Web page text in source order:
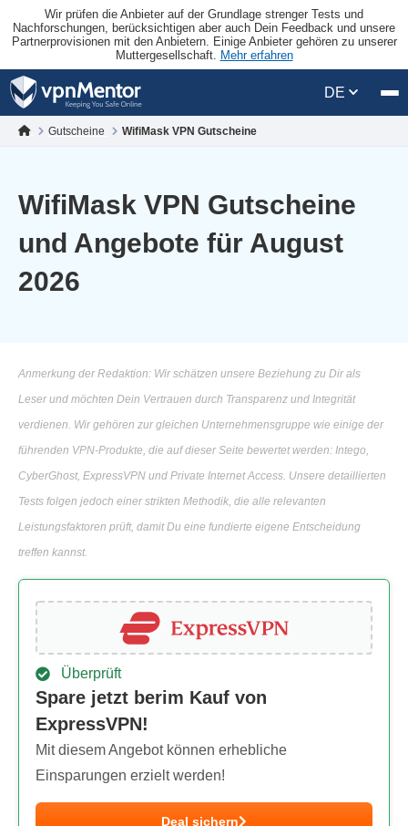
Wir prüfen die Anbieter auf der Grundlage strenger Tests und
Nachforschungen, berücksichtigen aber auch Dein Feedback und unsere
Partnerprovisionen mit den Anbietern. Einige Anbieter gehören zu unserer
Muttergesellschaft. Mehr erfahren
DE
Gutscheine WifiMask VPN Gutscheine
WifiMask VPN Gutscheine
und Angebote für August
2026
Anmerkung der Redaktion: Wir schätzen unsere Beziehung zu Dir als
Leser und möchten Dein Vertrauen durch Transparenz und Integrität
verdienen. Wir gehören zur gleichen Unternehmensgruppe wie einige der
führenden VPN-Produkte, die auf dieser Seite bewertet werden: Intego,
CyberGhost, ExpressVPN und Private Internet Access. Unsere detaillierten
Tests folgen jedoch einer strikten Methodik, die alle relevanten
Leistungsfaktoren prüft, damit Du eine fundierte eigene Entscheidung
treffen kannst.
Überprüft
Spare jetzt berim Kauf von
ExpressVPN!
Mit diesem Angebot können erhebliche
Einsparungen erzielt werden!
Deal sichern